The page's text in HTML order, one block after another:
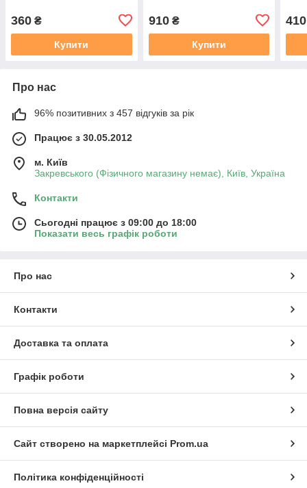
360 ₴
Купити
910₴
Купити
410
Про нас
96% позитивних з 457 відгуків за рік
Працює з 30.05.2012
м. Київ
Закревського (Фізичного магазину немає), Київ, Україна
Контакти
Сьогодні працює з 09:00 до 18:00
Показати весь графік роботи
Про нас
Контакти
Доставка та оплата
Графік роботи
Повна версія сайту
Сайт створено на маркетплейсі Prom.ua
Політика конфіденційності